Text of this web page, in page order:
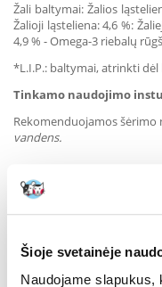
Šioje svetainėje
Naudojame slapukus,
Žali baltymai: Žalios
Žalioji ląsteliena: 4,6 %:
4,9 % - Omega-3 riebalų
*L.I.P.: baltymai, atrinkti
Tinkamo naudojimo
Rekomenduojamos šėrimo
vandens.
Suaugusios katės svoris
Liesas kūno sudėjimas
Turi viršsvorio